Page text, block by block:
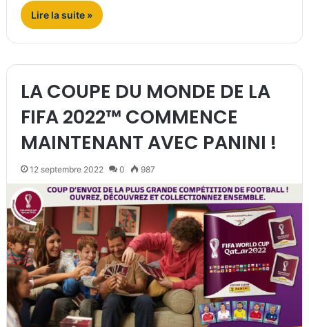
Lire la suite »
LA COUPE DU MONDE DE LA
FIFA 2022™ COMMENCE
MAINTENANT AVEC PANINI !
12 septembre 2022 0 987